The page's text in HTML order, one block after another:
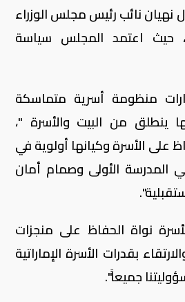
نهيان نائب رئيس مجلس الوزراء
حيث اعتمد المجلس سياسة
منظومة أسرية متماسكة
ينطلق من البيت والأسرة "،
الأسرة وكيانها أولوية في
المدرسة الأولى وصمام أمان
نواة الحفاظ على منجزات
بقدرات الأسرة الإماراتية
جميعاً".